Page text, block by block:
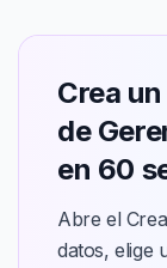
Crea
de
en 60
Abre el
datos, elige